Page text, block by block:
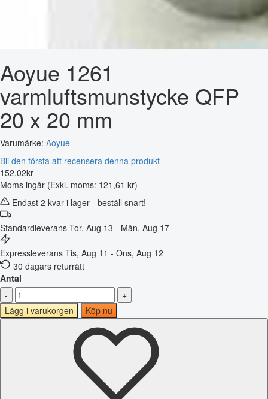
Aoyue 1261
varmluftsmunstycke QFP
20 x 20 mm
Varumärke: Aoyue
Bli den första att recensera denna produkt
152,02kr
Moms ingår (Exkl. moms: 121,61 kr)
Endast 2 kvar i lager - beställ snart!
Standardleverans Tor, Aug 13 - Mån, Aug 17
Expressleverans Tis, Aug 11 - Ons, Aug 12
30 dagars returrätt
Antal
-
+
Lägg i varukorgen
Köp nu